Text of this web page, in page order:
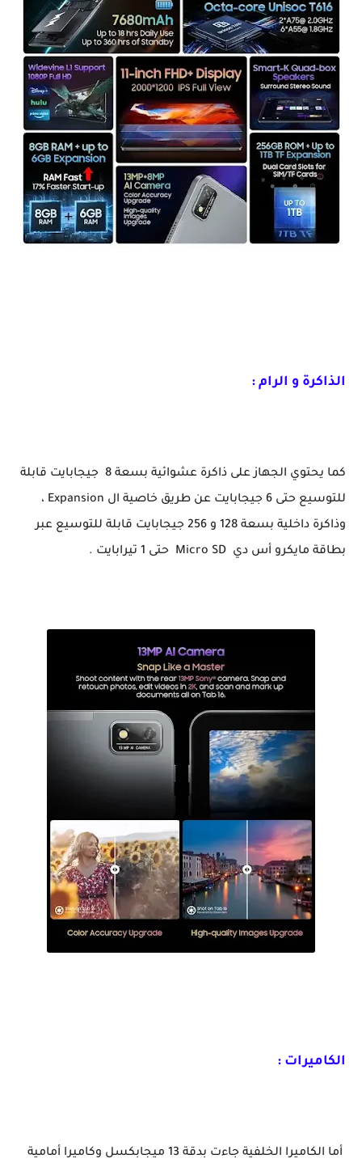
الذاكرة و الرام :
كما يحتوي الجهاز على ذاكرة عشوائية بسعة 8 جيجابايت قابلة
للتوسيع حتى 6 جيجابايت عن طريق خاصية ال Expansion ،
وذاكرة داخلية بسعة 128 و 256 جيجابايت قابلة للتوسيع عبر
بطاقة مايكرو أس دي Micro SD حتى 1 تيرابايت .
الكاميرات :
أما الكاميرا الخلفية جاءت بدقة 13 ميجابكسل وكاميرا أمامية